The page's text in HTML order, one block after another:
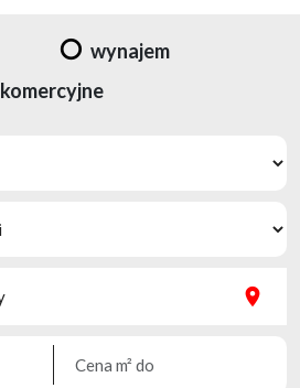
wynajem
komercyjne